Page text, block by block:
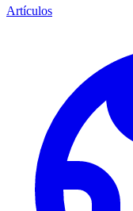
Artículos